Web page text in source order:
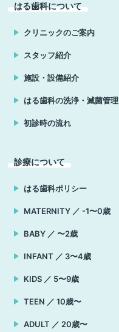
はる歯科について
クリニックのご案内
スタッフ紹介
施設・設備紹介
はる歯科の洗浄・滅菌管理
初診時の流れ
診療について
はる歯科ポリシー
MATERNITY ／ -1〜0歳
BABY ／ 〜2歳
INFANT ／ 3〜4歳
KIDS ／ 5〜9歳
TEEN ／ 10歳〜
ADULT ／ 20歳〜